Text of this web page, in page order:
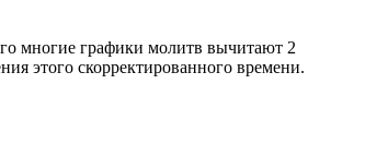
многие графики молитв вычитают 2
этого скорректированного времени.